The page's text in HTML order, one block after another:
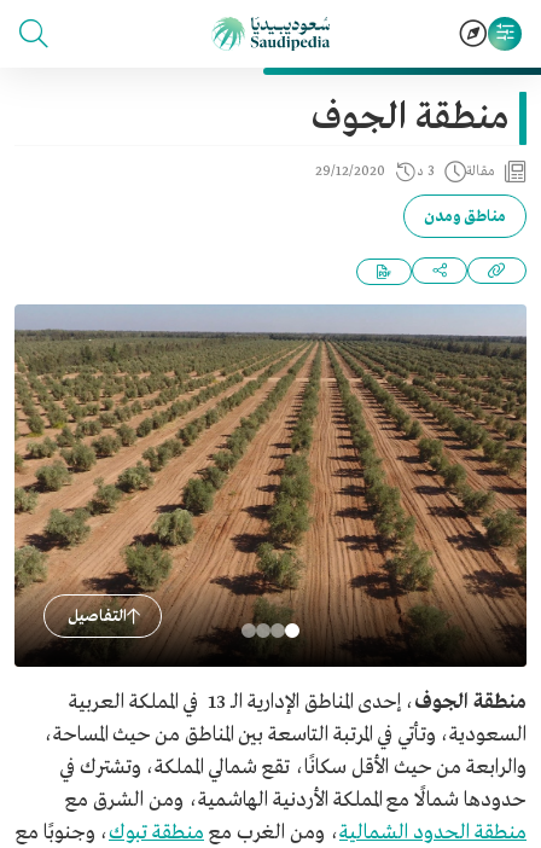
منطقة الجوف
مقالة 3 د 29/12/2020
مناطق ومدن
التفاصيل
منطقة الجوف
، إحدى المناطق الإدارية الـ 13 في المملكة العربية
السعودية، وتأتي في المرتبة التاسعة بين المناطق من حيث المساحة،
والرابعة من حيث الأقل سكانًا، تقع شمالي المملكة، وتشترك في
حدودها شمالًا مع المملكة الأردنية الهاشمية، ومن الشرق مع
منطقة الحدود الشمالية، ومن الغرب مع منطقة تبوك، وجنوبًا مع